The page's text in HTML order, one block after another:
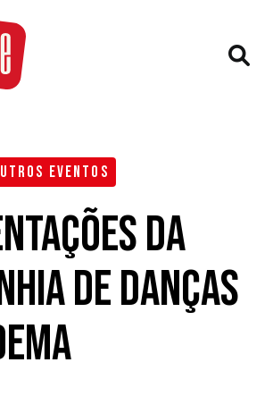
EVENTOS
da
de Danças